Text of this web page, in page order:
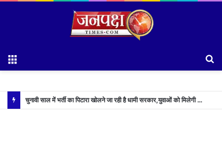
चुनावी साल में भर्ती का पिटारा खोलने जा रही है धामी सरकार,युवाओं को मिलेगी 34 हजार रिकॉर्ड भर्तियों की सौगात